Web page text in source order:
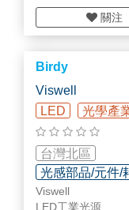
電子廠製造用粉體
高功率可程式交流
環保節能系統
智慧製造
關注
Birdy
Viswell
LED
光學產
台灣北區
光感部品/元件/
檢測/監測設備/
Viswell
LED工業光源